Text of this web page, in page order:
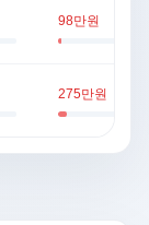
98만원
275만원